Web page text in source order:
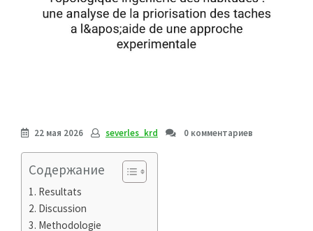
22 мая 2026 severles_krd 0 комментариев
Содержание
Resultats
Discussion
Methodologie